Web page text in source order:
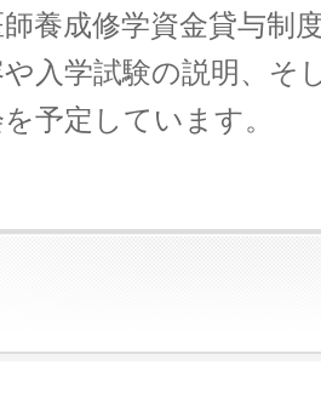
養成修学資金貸与制
入学試験の説明、そ
予定しています。